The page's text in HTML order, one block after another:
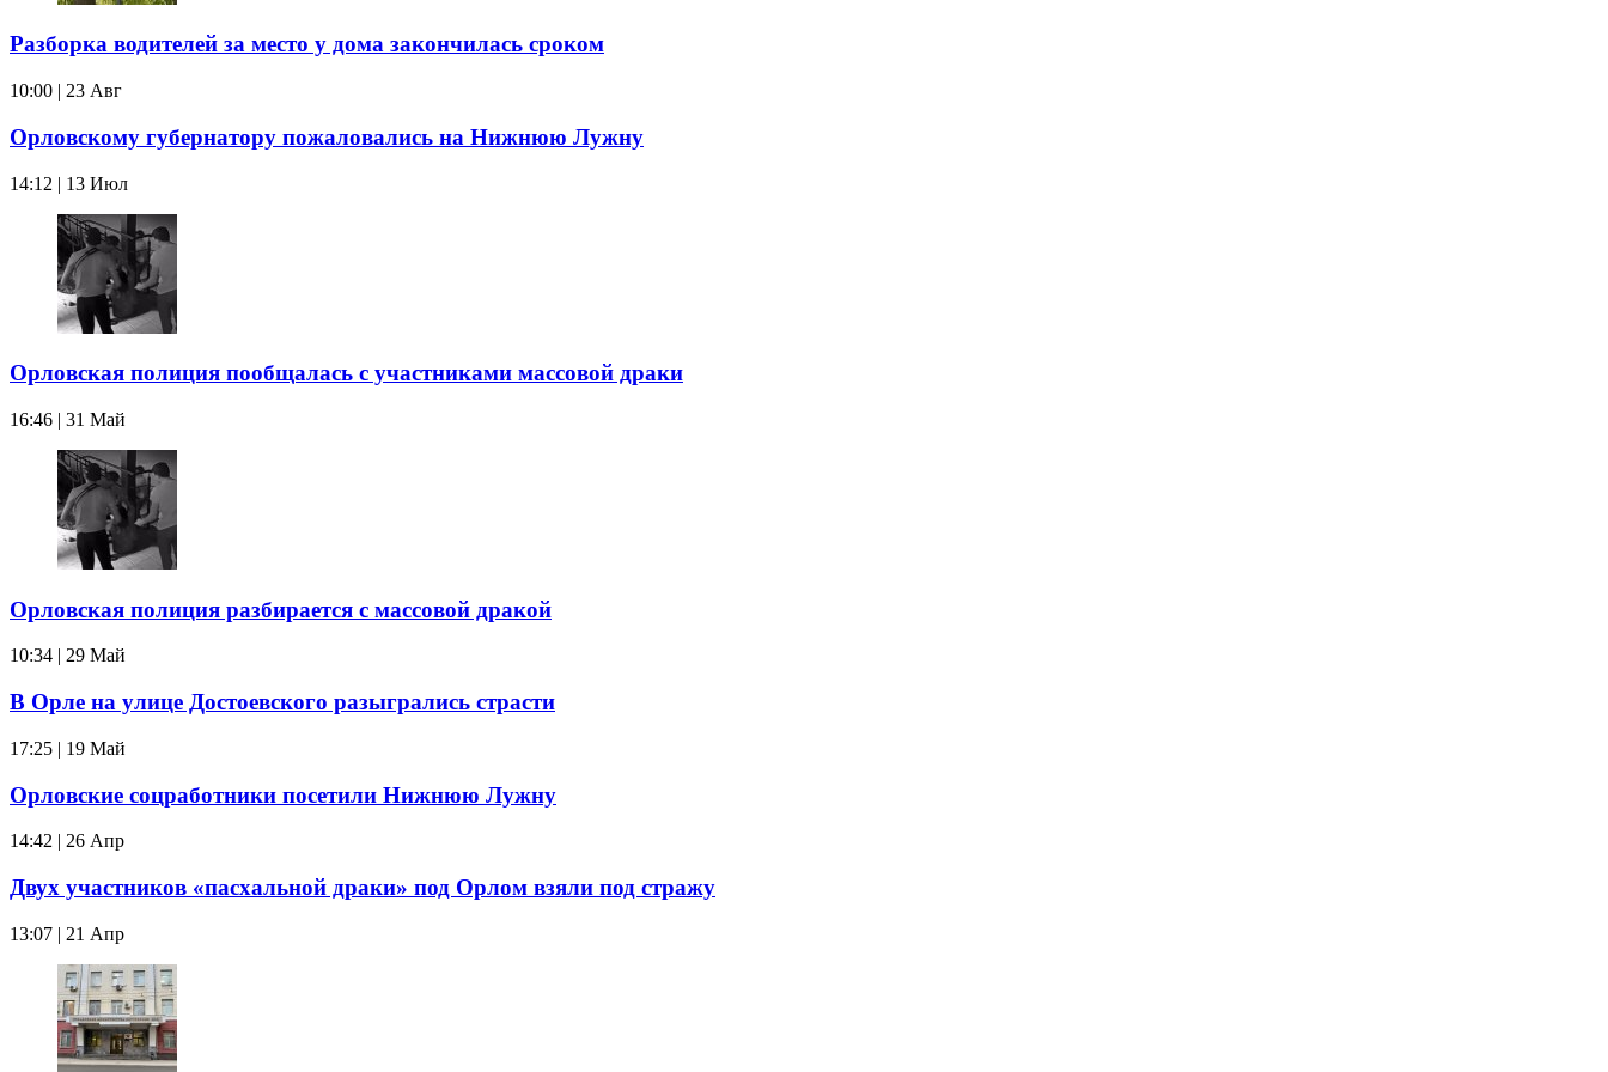
Разборка водителей за место у дома закончилась сроком
10:00 | 23 Авг
Орловскому губернатору пожаловались на Нижнюю Лужну
14:12 | 13 Июл
Орловская полиция пообщалась с участниками массовой драки
16:46 | 31 Май
Орловская полиция разбирается с массовой дракой
10:34 | 29 Май
В Орле на улице Достоевского разыгрались страсти
17:25 | 19 Май
Орловские соцработники посетили Нижнюю Лужну
14:42 | 26 Апр
Двух участников «пасхальной драки» под Орлом взяли под стражу
13:07 | 21 Апр